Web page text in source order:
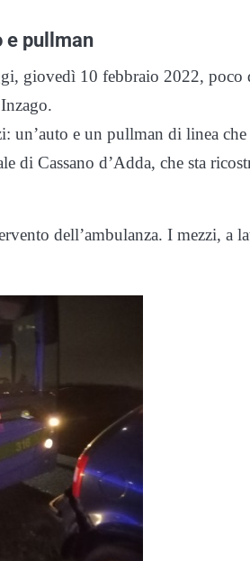
e pullman
giovedì 10 febbraio 2022, poco
un’auto e un pullman di linea
di Cassano d’Adda, che sta
dell’ambulanza. I mezzi, a